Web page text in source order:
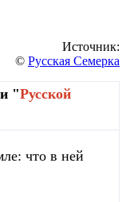
Источник:
© Русская Семерка
"Русской
что в ней